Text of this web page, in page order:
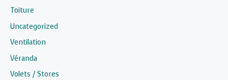
Toiture
Uncategorized
Ventilation
Véranda
Volets / Stores